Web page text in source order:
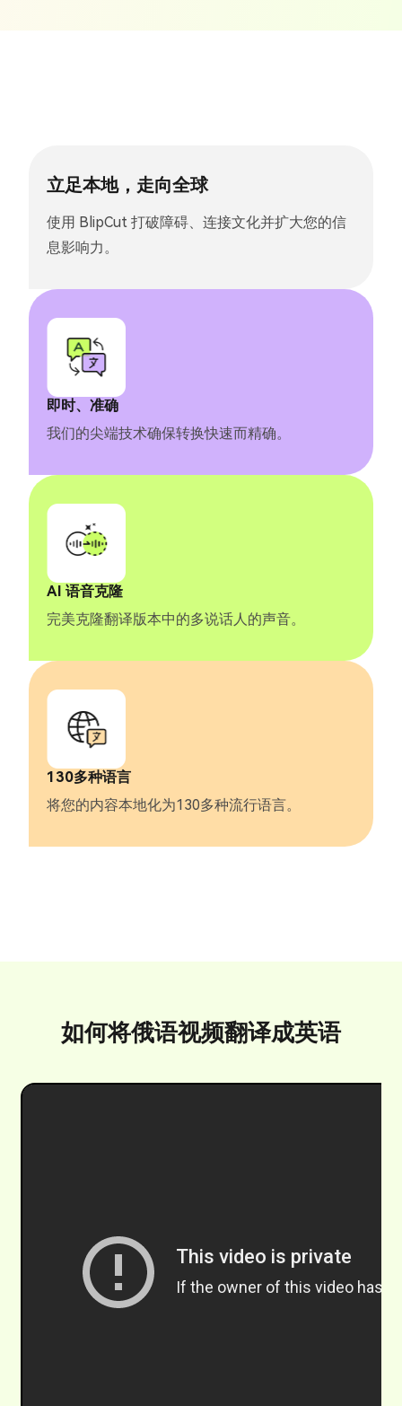
即时、准确
我们的尖端技术确保转换快速而精确。
立足本地，走向全球
使用 BlipCut 打破障碍、连接文化并扩大您的信
息影响力。
130多种语言
将您的内容本地化为130多种流行语言。
AI 语音克隆
完美克隆翻译版本中的多说话人的声音。
如何将俄语视频翻译成英语